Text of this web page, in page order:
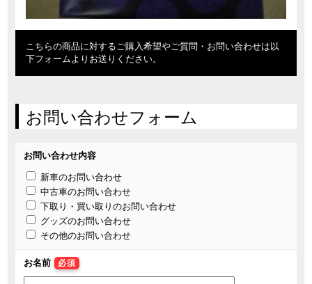
こちらの商品に対するご購入希望やご質問・お問い合わせは以
下フォームよりお送りください。
お問い合わせフォーム
お問い合わせ内容
新車のお問い合わせ
中古車のお問い合わせ
下取り・買い取りのお問い合わせ
グッズのお問い合わせ
その他のお問い合わせ
お名前 必須